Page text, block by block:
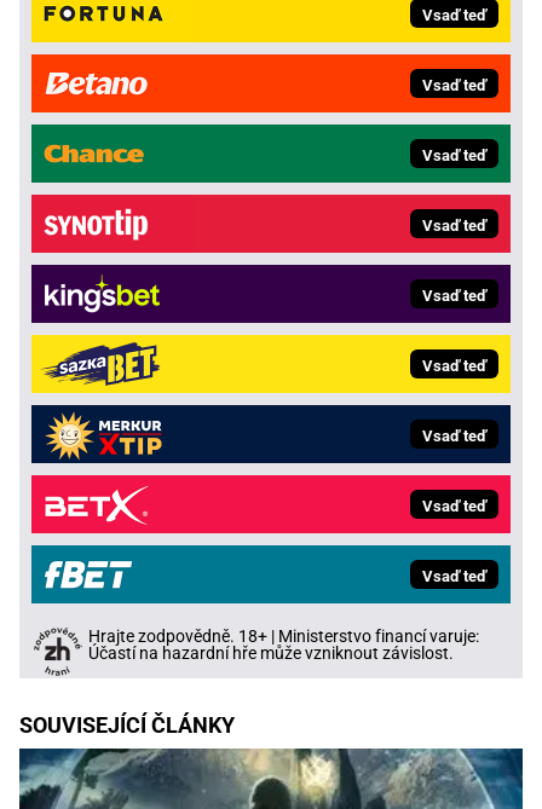
Vsaď teď
Vsaď teď
Vsaď teď
Vsaď teď
Vsaď teď
Vsaď teď
Vsaď teď
Vsaď teď
Vsaď teď
Hrajte zodpovědně. 18+ | Ministerstvo financí varuje:
Účastí na hazardní hře může vzniknout závislost.
SOUVISEJÍCÍ ČLÁNKY